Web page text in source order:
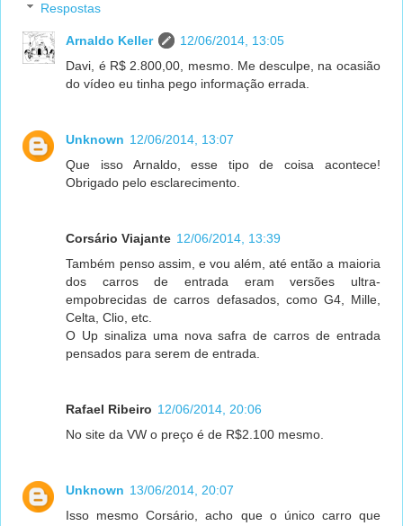
Respostas
Arnaldo Keller
12/06/2014, 13:05
Davi, é R$ 2.800,00, mesmo. Me desculpe, na ocasião
do vídeo eu tinha pego informação errada.
Unknown 12/06/2014, 13:07
Que isso Arnaldo, esse tipo de coisa acontece!
Obrigado pelo esclarecimento.
Corsário Viajante 12/06/2014, 13:39
Também penso assim, e vou além, até então a maioria
dos carros de entrada eram versões ultra-
empobrecidas de carros defasados, como G4, Mille,
Celta, Clio, etc.
O Up sinaliza uma nova safra de carros de entrada
pensados para serem de entrada.
Rafael Ribeiro 12/06/2014, 20:06
No site da VW o preço é de R$2.100 mesmo.
Unknown 13/06/2014, 20:07
Isso mesmo Corsário, acho que o único carro que